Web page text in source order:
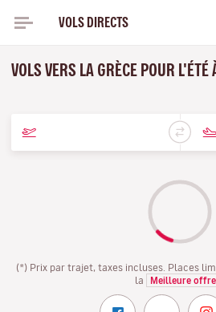
VOLS DIRECTS
VOLS VERS LA GRÈCE POUR L'ÉTÉ
(*) Prix par trajet, taxes incluses. Places
la
Meilleure